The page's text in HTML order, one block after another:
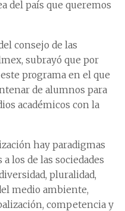
del país que queremos
consejo de las
subrayó que por
programa en el que
de alumnos para
académicos con la
hay paradigmas
los de las sociedades
pluralidad,
medio ambiente,
competencia y